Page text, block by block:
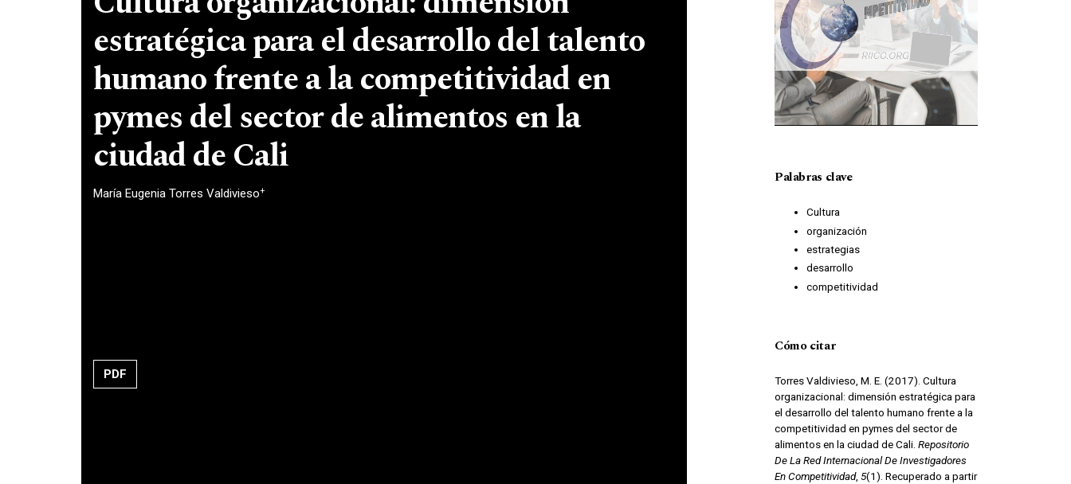
estratégica para el desarrollo del talento
humano frente a la competitividad en
pymes del sector de alimentos en la
ciudad de Cali
María Eugenia Torres Valdivieso+
PDF
Palabras clave
Cultura
organización
estrategias
desarrollo
competitividad
Cómo citar
Torres Valdivieso, M. E. (2017). Cultura
organizacional: dimensión estratégica para
el desarrollo del talento humano frente a la
competitividad en pymes del sector de
alimentos en la ciudad de Cali. Repositorio
De La Red Internacional De Investigadores
En Competitividad, 5(1). Recuperado a partir